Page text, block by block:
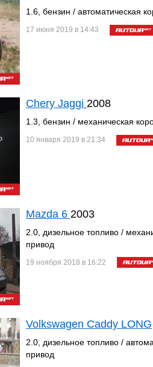
1.6, бензин / автоматическая
17 июня 2019 в 14:43
Chery Jaggi 2008
1.3, бензин / механическая
10 января 2019 в 21:34
Mazda 6 2003
2.0, дизельное топливо /
привод
19 ноября 2018 в 16:22
Volkswagen Caddy LONG
2.0, дизельное топливо /
привод